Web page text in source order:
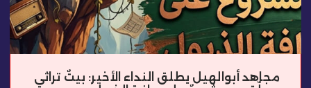
مجاهد أبوالهيل يطلق النداء الأخير: بيتٌ تراثي